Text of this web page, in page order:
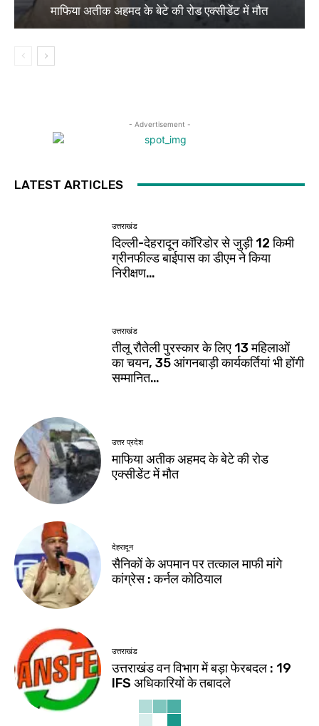
माफिया अतीक अहमद के बेटे की रोड एक्सीडेंट में मौत
- Advertisement -
LATEST ARTICLES
उत्तराखंड
दिल्ली-देहरादून कॉरिडोर से जुड़ी 12 किमी
ग्रीनफील्ड बाईपास का डीएम ने किया
निरीक्षण…
उत्तराखंड
तीलू रौतेली पुरस्कार के लिए 13 महिलाओं
का चयन, 35 आंगनबाड़ी कार्यकर्तियां भी होंगी
सम्मानित…
उत्तर प्रदेश
माफिया अतीक अहमद के बेटे की रोड
एक्सीडेंट में मौत
देहरादून
सैनिकों के अपमान पर तत्काल माफी मांगे
कांग्रेस : कर्नल कोठियाल
उत्तराखंड
उत्तराखंड वन विभाग में बड़ा फेरबदल : 19
IFS अधिकारियों के तबादले